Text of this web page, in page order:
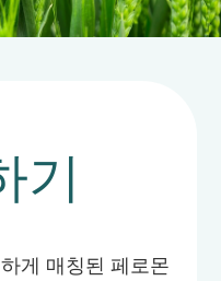
기
게 매칭된 페로몬